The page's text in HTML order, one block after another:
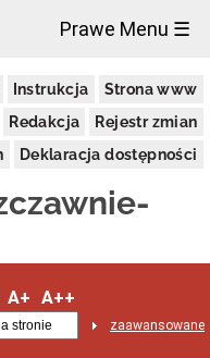
Prawe Menu ☰
Instrukcja
Strona www
Redakcja
Rejestr zmian
Deklaracja dostępności
A+ A++
zaawansowane
×